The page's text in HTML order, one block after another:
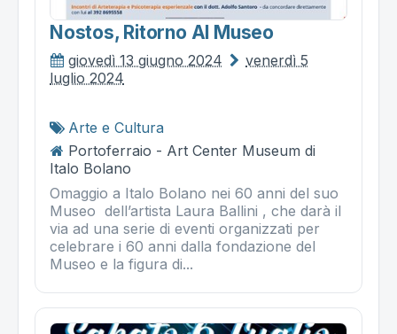
Nostos, Ritorno Al Museo
giovedì 13 giugno 2024
venerdì 5
luglio 2024
Arte e Cultura
Portoferraio - Art Center Museum di
Italo Bolano
Omaggio a Italo Bolano nei 60 anni del suo
Museo dell’artista Laura Ballini , che darà il
via ad una serie di eventi organizzati per
celebrare i 60 anni dalla fondazione del
Museo e la figura di...